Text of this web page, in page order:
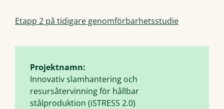
Etapp 2 på tidigare genomförbarhetsstudie
Projektnamn:
Innovativ slamhantering och
resursåtervinning för hållbar
stålproduktion (iSTRESS 2.0)